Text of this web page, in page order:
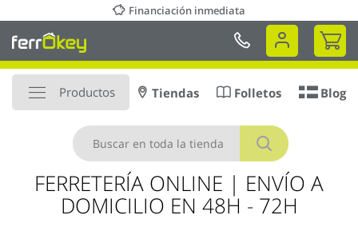
al
contenido
Financiación inmediata
Mi
Productos
Buscar
Tiendas Folletos Blog
FERRETERÍA ONLINE | ENVÍO A
DOMICILIO EN 48H - 72H